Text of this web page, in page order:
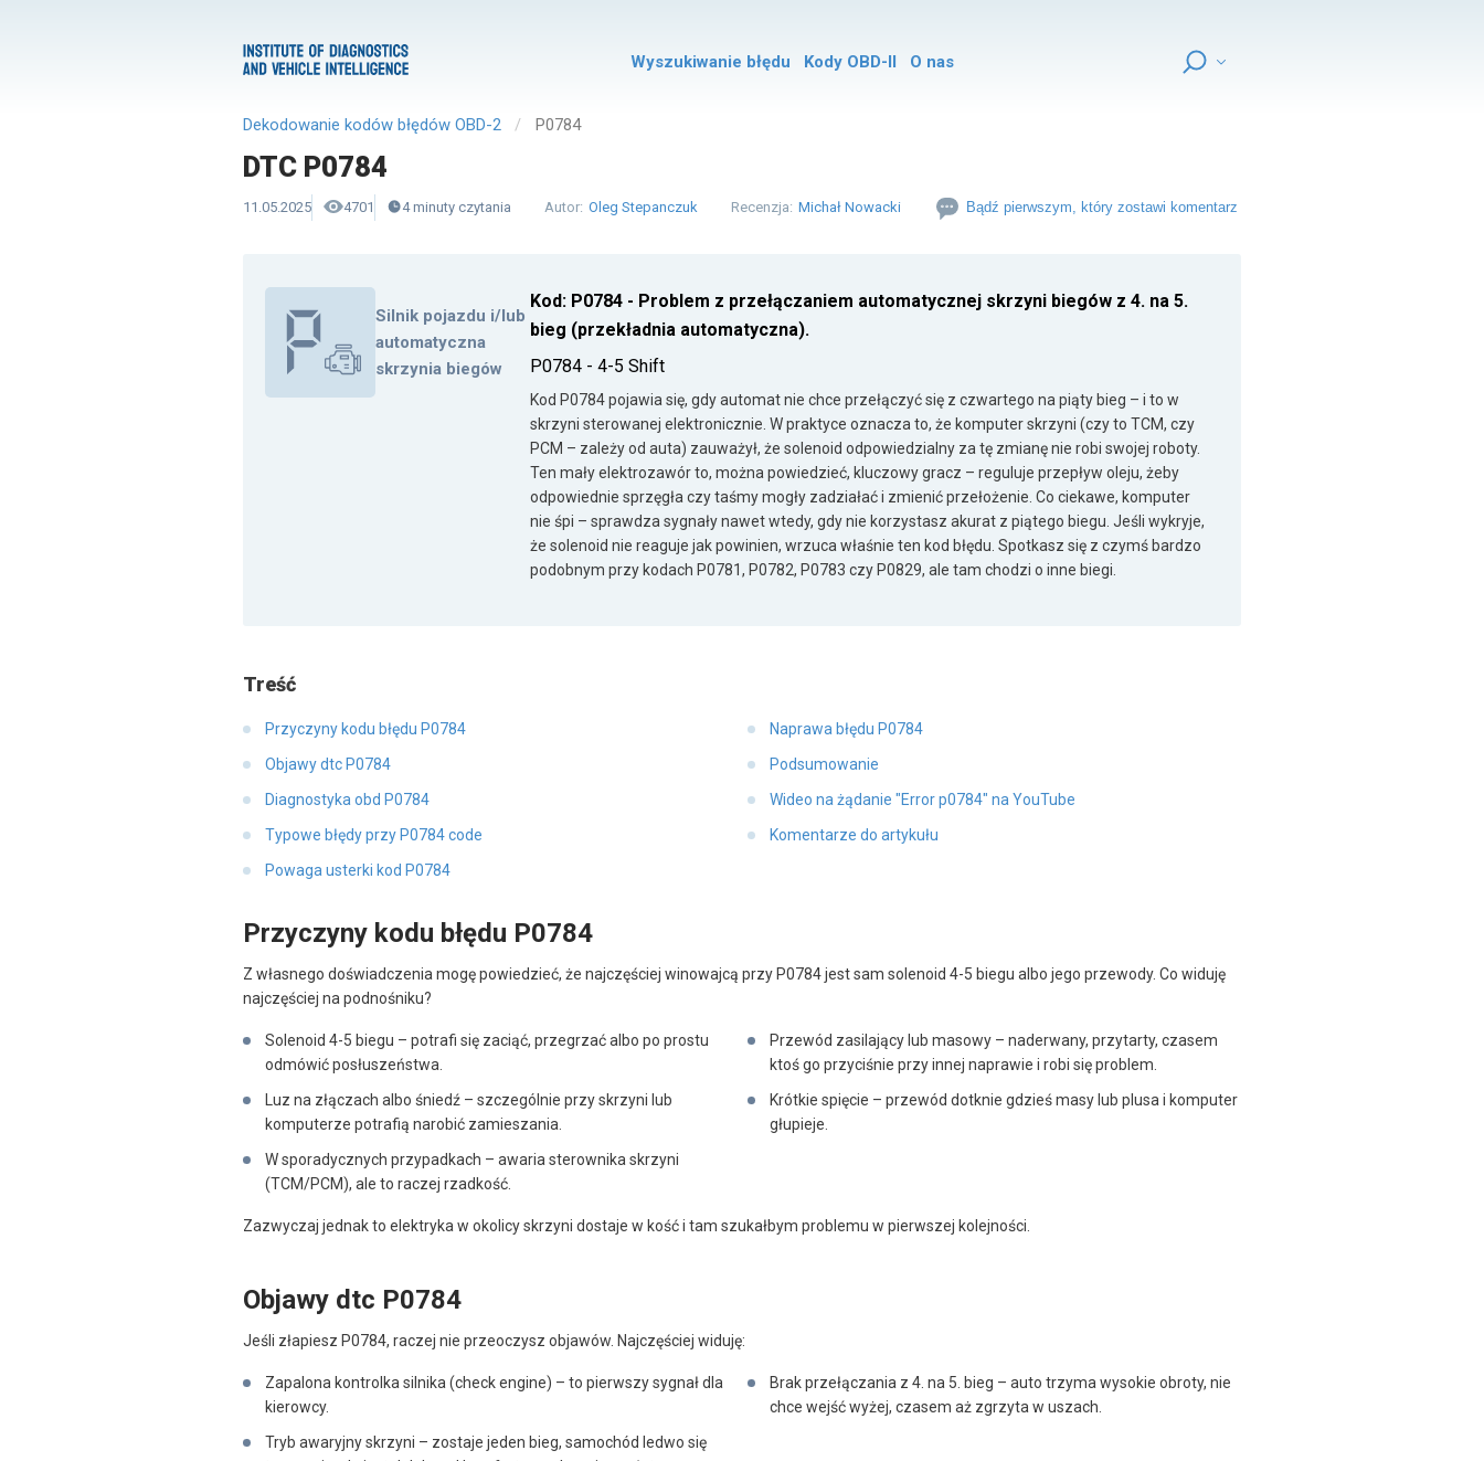
Wyszukiwanie błędu Kody OBD-II O nas
Dekodowanie kodów błędów OBD-2 P0784
DTC P0784
11.05.2025 4701 4 minuty czytania Autor: Oleg Stepanczuk Recenzja: Michał Nowacki Bądź pierwszym, który zostawi komentarz
Silnik pojazdu i/lub
automatyczna
skrzynia biegów
Kod: P0784 - Problem z przełączaniem automatycznej skrzyni biegów z 4. na 5.
bieg (przekładnia automatyczna).
P0784 - 4-5 Shift
Kod P0784 pojawia się, gdy automat nie chce przełączyć się z czwartego na piąty bieg – i to w
skrzyni sterowanej elektronicznie. W praktyce oznacza to, że komputer skrzyni (czy to TCM, czy
PCM – zależy od auta) zauważył, że solenoid odpowiedzialny za tę zmianę nie robi swojej roboty.
Ten mały elektrozawór to, można powiedzieć, kluczowy gracz – reguluje przepływ oleju, żeby
odpowiednie sprzęgła czy taśmy mogły zadziałać i zmienić przełożenie. Co ciekawe, komputer
nie śpi – sprawdza sygnały nawet wtedy, gdy nie korzystasz akurat z piątego biegu. Jeśli wykryje,
że solenoid nie reaguje jak powinien, wrzuca właśnie ten kod błędu. Spotkasz się z czymś bardzo
podobnym przy kodach P0781, P0782, P0783 czy P0829, ale tam chodzi o inne biegi.
Treść
Przyczyny kodu błędu P0784
Objawy dtc P0784
Diagnostyka obd P0784
Typowe błędy przy P0784 code
Powaga usterki kod P0784
Naprawa błędu P0784
Podsumowanie
Wideo na żądanie "Error p0784" na YouTube
Komentarze do artykułu
Przyczyny kodu błędu P0784
Z własnego doświadczenia mogę powiedzieć, że najczęściej winowajcą przy P0784 jest sam solenoid 4-5 biegu albo jego przewody. Co widuję
najczęściej na podnośniku?
Solenoid 4-5 biegu – potrafi się zaciąć, przegrzać albo po prostu
odmówić posłuszeństwa.
Przewód zasilający lub masowy – naderwany, przytarty, czasem
ktoś go przyciśnie przy innej naprawie i robi się problem.
Luz na złączach albo śniedź – szczególnie przy skrzyni lub
komputerze potrafią narobić zamieszania.
Krótkie spięcie – przewód dotknie gdzieś masy lub plusa i komputer
głupieje.
W sporadycznych przypadkach – awaria sterownika skrzyni
(TCM/PCM), ale to raczej rzadkość.
Zazwyczaj jednak to elektryka w okolicy skrzyni dostaje w kość i tam szukałbym problemu w pierwszej kolejności.
Objawy dtc P0784
Jeśli złapiesz P0784, raczej nie przeoczysz objawów. Najczęściej widuję:
Zapalona kontrolka silnika (check engine) – to pierwszy sygnał dla
kierowcy.
Brak przełączania z 4. na 5. bieg – auto trzyma wysokie obroty, nie
chce wejść wyżej, czasem aż zgrzyta w uszach.
Tryb awaryjny skrzyni – zostaje jeden bieg, samochód ledwo się